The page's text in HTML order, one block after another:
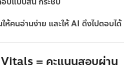
ให้คนอ่านง่าย และให้ AI ดึงไปตอบได้
= คะแนนสอบผ่าน